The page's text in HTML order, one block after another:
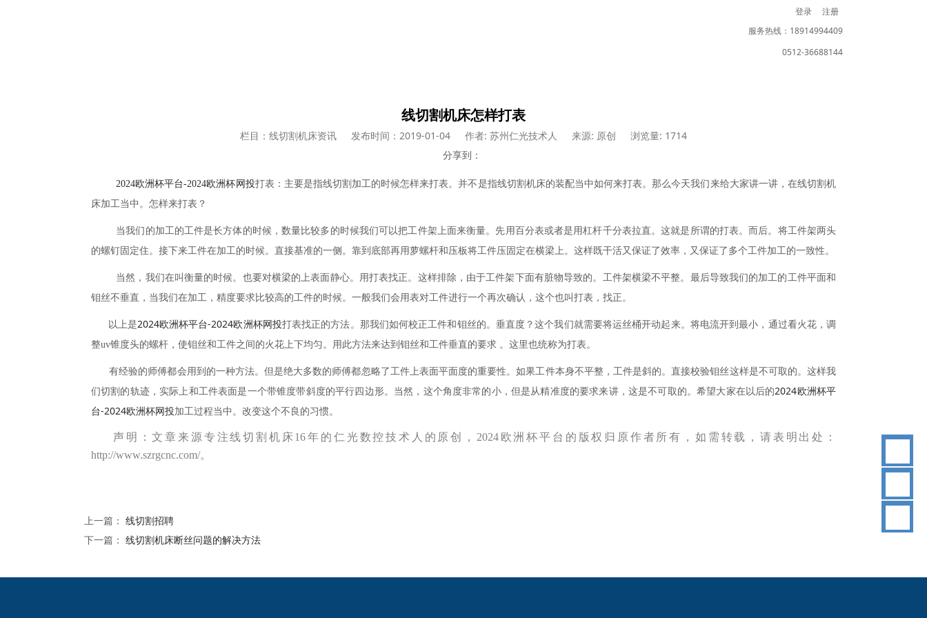
登录
注册
服务热线：18914994409
0512-36688144
线切割机床怎样打表
栏目：线切割机床资讯 发布时间：2019-01-04 作者: 苏州仁光技术人 来源: 原创
浏览量: 1714
分享到：
2024欧洲杯平台-2024欧洲杯网投打表： 主要是指线切割加工的时候怎样来打表。并不是指线切割机床的装配当中如何来打表。那么今天我们来给大家讲一讲，在线切割机
床加工当中。怎样来打表 ？
当我们的加工的工件是长方体的时候 ，数量比较多的时候我们可以把工件架上面来衡量。 先用百分表或者是用杠杆千分表拉直。这就是所谓的打表。而后。将工件架两头
的螺钉固定住。接下来工件在加工的时候。直接基准的一侧。 靠到底部再用萝螺杆和压板将工件压固定在横梁上。这样既干活又保证了效率，又保证了多个工件加工的一致性。
当然，我们在叫衡量的时候。也要对横梁的上表面静心。用打表找正。这样排除，由于工件架下面有脏物导致的。工件架横梁不平整。最后导致我们的加工的工件平面和
钼 丝不垂直 ， 当我们在加工 ， 精度要求比较高的工件的时候。一般我们会用表对工件进行一个再次确认 ， 这个也叫打表，找正。
以上是2024欧洲杯平台-2024欧洲杯网投打表找正的方法。那我们如何校正工件和钼丝的。垂直度 ？这个我们就需要将运丝桶开动起来。将电流开到最小， 通过看火花，调
整uv锥度头的螺杆 ， 使钼丝和工件之间 的火花上下均匀。用此方法来达到 钼丝和工件垂直的要求 。这里也统称为打表。
有经验的师傅都会用到的一种方法。但是绝大多数的师傅都忽略了工件上表面平面度的重要性。如果工件本身不平整 ， 工件是斜的。直接校验钼丝这样是不可取的。这样我
们切割的轨迹，实际上和工件表面是一个带锥度带斜度的平行四边形。当然，这个角度非常的小，但是从精准度的要求来讲，这是不可取的。希望大家在以后的2024欧洲杯平
台-2024欧洲杯网投加工过程当中。改变这个不良的习惯。
声明 ：文章来源 专注线切割机床 16年的仁光数控技术人 的原创， 2024欧洲杯平台的版权归原作者所有，如需转载，请表明出处：
http://www.szrgcnc.com/。
上一篇： 线切割招聘
下一篇： 线切割机床断丝问题的解决方法